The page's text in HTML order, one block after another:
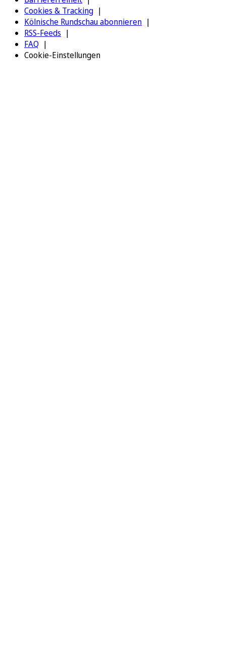
Cookies & Tracking
Kölnische Rundschau abonnieren
RSS-Feeds
FAQ
Cookie-Einstellungen